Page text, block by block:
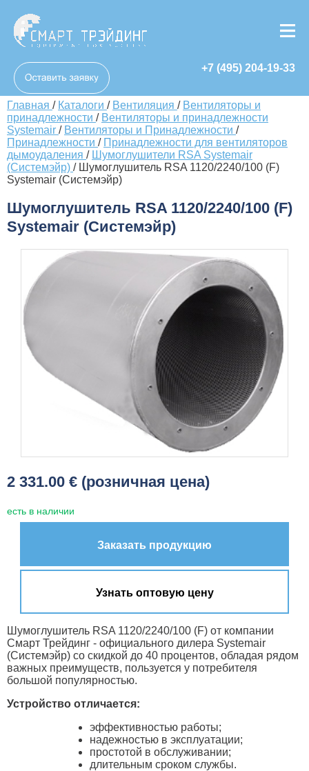
+7 (495) 204-19-33
Главная / Каталоги / Вентиляция / Вентиляторы и
принадлежности / Вентиляторы и принадлежности
Systemair / Вентиляторы и Принадлежности /
Принадлежности / Принадлежности для вентиляторов
дымоудаления / Шумоглушители RSA Systemair
(Системэйр) / Шумоглушитель RSA 1120/2240/100 (F)
Systemair (Системэйр)
Шумоглушитель RSA 1120/2240/100 (F)
Systemair (Системэйр)
2 331.00 € (розничная цена)
есть в наличии
Заказать продукцию
Узнать оптовую цену
Шумоглушитель RSA 1120/2240/100 (F) от компании
Смарт Трейдинг - официального дилера Systemair
(Системэйр) со скидкой до 40 процентов, обладая рядом
важных преимуществ, пользуется у потребителя
большой популярностью.
Устройство отличается:
эффективностью работы;
надежностью в эксплуатации;
простотой в обслуживании;
длительным сроком службы.